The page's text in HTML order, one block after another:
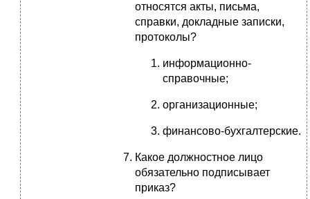
относятся акты, письма,
справки, докладные записки,
протоколы?
информационно-
справочные;
организационные;
финансово-бухгалтерские.
Какое должностное лицо
обязательно подписывает
приказ?